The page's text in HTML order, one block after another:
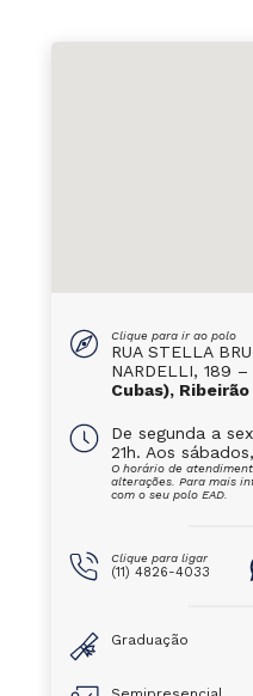
Clique para ir ao polo
RUA STELLA
NARDELLI, 189 –
Cubas),
De segunda a
21h. Aos
O horário de
alterações. Para mais
com o seu polo EAD.
Clique para ligar
(11) 4826-4033
Graduação